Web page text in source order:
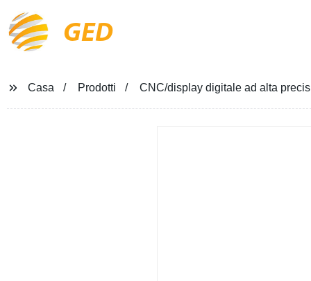
GED
Casa Prodotti CNC/display digitale ad alta